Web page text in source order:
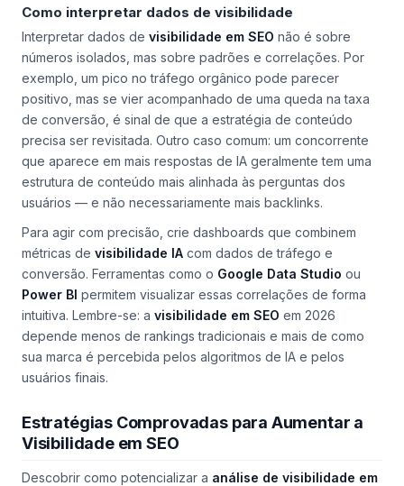
Como interpretar dados de visibilidade
Interpretar dados de visibilidade em SEO não é sobre
números isolados, mas sobre padrões e correlações. Por
exemplo, um pico no tráfego orgânico pode parecer
positivo, mas se vier acompanhado de uma queda na taxa
de conversão, é sinal de que a estratégia de conteúdo
precisa ser revisitada. Outro caso comum: um concorrente
que aparece em mais respostas de IA geralmente tem uma
estrutura de conteúdo mais alinhada às perguntas dos
usuários — e não necessariamente mais backlinks.
Para agir com precisão, crie dashboards que combinem
métricas de visibilidade IA com dados de tráfego e
conversão. Ferramentas como o Google Data Studio ou
Power BI permitem visualizar essas correlações de forma
intuitiva. Lembre-se: a visibilidade em SEO em 2026
depende menos de rankings tradicionais e mais de como
sua marca é percebida pelos algoritmos de IA e pelos
usuários finais.
Estratégias Comprovadas para Aumentar a
Visibilidade em SEO
Descobrir como potencializar a análise de visibilidade em